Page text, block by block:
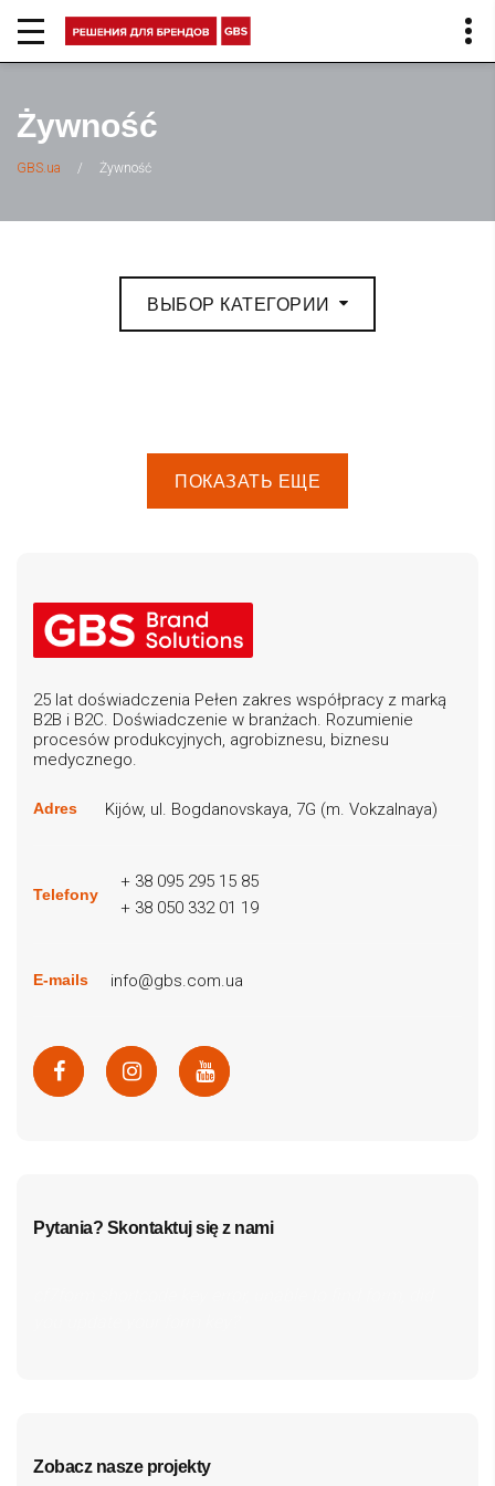
Żywność
GBS.ua / Żywność
ВЫБОР КАТЕГОРИИ
ПОКАЗАТЬ ЕЩЕ
25 lat doświadczenia Pełen zakres współpracy z marką
B2B i B2C. Doświadczenie w branżach. Rozumienie
procesów produkcyjnych, agrobiznesu, biznesu
medycznego.
Adres Kijów, ul. Bogdanovskaya, 7G (m. Vokzalnaya)
Telefony
+ 38 095 295 15 85
+ 38 050 332 01 19
E-mails info@gbs.com.ua
Pytania? Skontaktuj się z nami
Zobacz nasze projekty